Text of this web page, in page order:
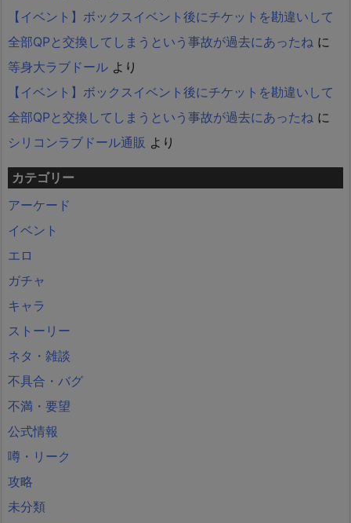
【イベント】ボックスイベント後にチケットを勘違いして
全部QPと交換してしまうという事故が過去にあったね に
等身大ラブドール より
【イベント】ボックスイベント後にチケットを勘違いして
全部QPと交換してしまうという事故が過去にあったね に
シリコンラブドール通販 より
カテゴリー
アーケード
イベント
エロ
ガチャ
キャラ
ストーリー
ネタ・雑談
不具合・バグ
不満・要望
公式情報
噂・リーク
攻略
未分類